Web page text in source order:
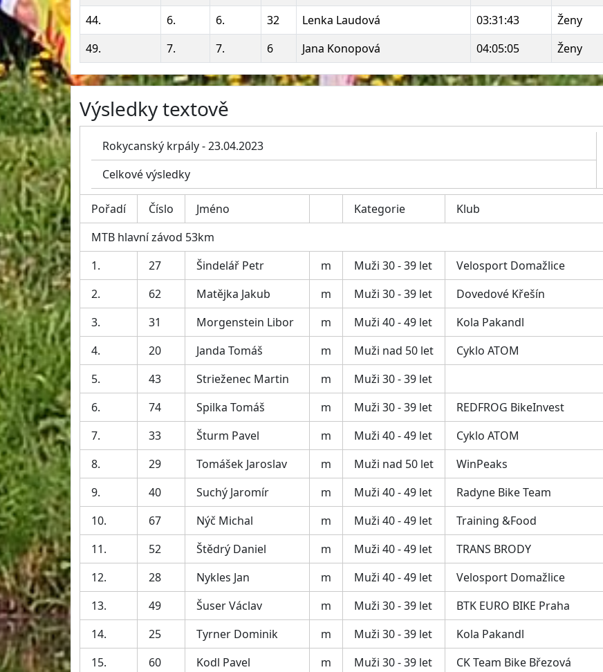
44.
6. 6. 32 Lenka Laudová 03:31:43 Ženy
49.
7. 7. 6 Jana Konopová 04:05:05 Ženy
Výsledky textově
Rokycanský krpály - 23.04.2023
Celkové výsledky
Pořadí Číslo Jméno Kategorie Klub
MTB hlavní závod 53km
1.
27 Šindelář Petr m Muži 30 - 39 let Velosport Domažlice
2.
62 Matějka Jakub m Muži 30 - 39 let Dovedové Křešín
3.
31 Morgenstein Libor m Muži 40 - 49 let Kola Pakandl
4.
20 Janda Tomáš m Muži nad 50 let Cyklo ATOM
5.
43 Strieženec Martin m Muži 30 - 39 let
6.
74 Spilka Tomáš m Muži 30 - 39 let REDFROG BikeInvest
7.
33 Šturm Pavel m Muži 40 - 49 let Cyklo ATOM
8.
29 Tomášek Jaroslav m Muži nad 50 let WinPeaks
9.
40 Suchý Jaromír m Muži 40 - 49 let Radyne Bike Team
10.
67 Nýč Michal m Muži 40 - 49 let Training &Food
11.
52 Štědrý Daniel m Muži 40 - 49 let TRANS BRODY
12.
28 Nykles Jan m Muži 40 - 49 let Velosport Domažlice
13.
49 Šuser Václav m Muži 30 - 39 let BTK EURO BIKE Praha
14.
25 Tyrner Dominik m Muži 30 - 39 let Kola Pakandl
15.
60 Kodl Pavel m Muži 30 - 39 let CK Team Bike Březová